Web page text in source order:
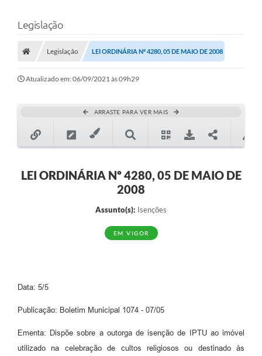
Principal
Nossa Cidade
Secretarias
Transparência
Programa Famílias Fortes
Contratação de estagiário - estudante de Direito -
Galeria de Fotos
Audiências Públicas
Arquivos para Download
Legislação
Legislação LEI ORDINÁRIA Nº 4280, 05 DE MAIO DE 2008
Atualizado em: 06/09/2021 às 09h29
ARRASTE PARA VER MAIS
LEI ORDINÁRIA Nº 4280, 05 DE MAIO DE
2008
Assunto(s): Isenções
EM VIGOR
Data: 5/5
Publicação: Boletim Municipal 1074 - 07/05
Ementa: Dispõe sobre a outorga de isenção de IPTU ao imóvel
utilizado na celebração de cultos religiosos ou destinado às